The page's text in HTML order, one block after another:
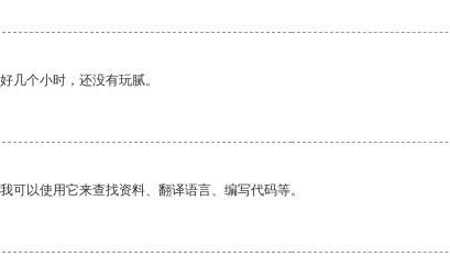
几个小时，还没有玩腻。
以使用它来查找资料、翻译语言、编写代码等。